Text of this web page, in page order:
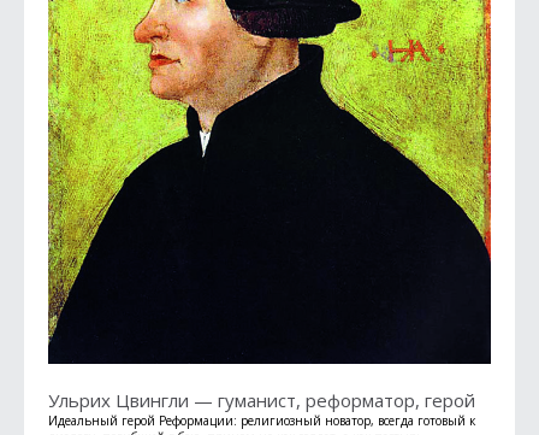
Ульрих Цвингли — гуманист, реформатор, герой
Идеальный герой Реформации: религиозный новатор, всегда готовый к